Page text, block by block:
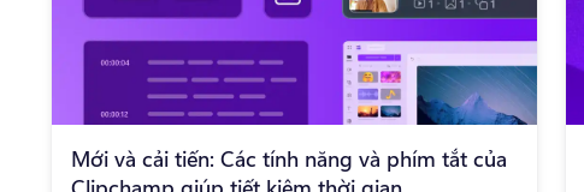
Mới và cải tiến: Các tính năng và phím tắt của